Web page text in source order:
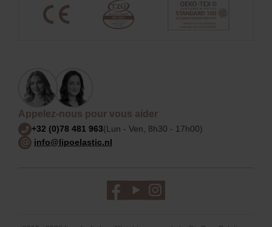
Appelez-nous pour vous aider
+32 (0)78 481 963(Lun - Ven, 8h30 - 17h00)
info@lipoelastic.nl